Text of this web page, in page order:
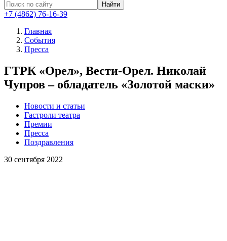
Найти
+7 (4862) 76-16-39
Главная
События
Пресса
ГТРК «Орел», Вести-Орел. Николай
Чупров – обладатель «Золотой маски»
Новости и статьи
Гастроли театра
Премии
Пресса
Поздравления
30 сентября 2022